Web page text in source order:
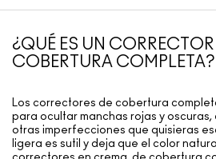
¿QUÉ ES UN
COBERTURA COMPLETA?
Los correctores de cobertura
para ocultar manchas rojas y
otras imperfecciones que quisieras
ligera es sutil y deja que el color